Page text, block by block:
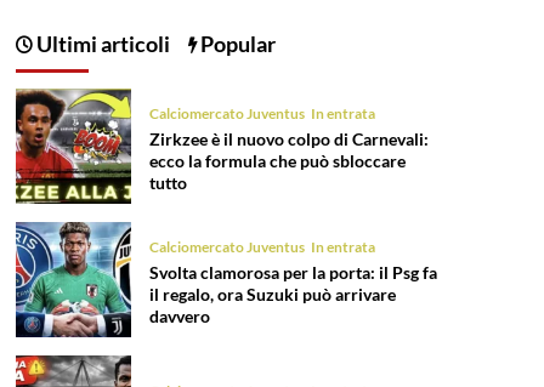
Ultimi articoli Popular
Calciomercato Juventus In entrata
Zirkzee è il nuovo colpo di Carnevali:
ecco la formula che può sbloccare
tutto
Calciomercato Juventus In entrata
Svolta clamorosa per la porta: il Psg fa
il regalo, ora Suzuki può arrivare
davvero